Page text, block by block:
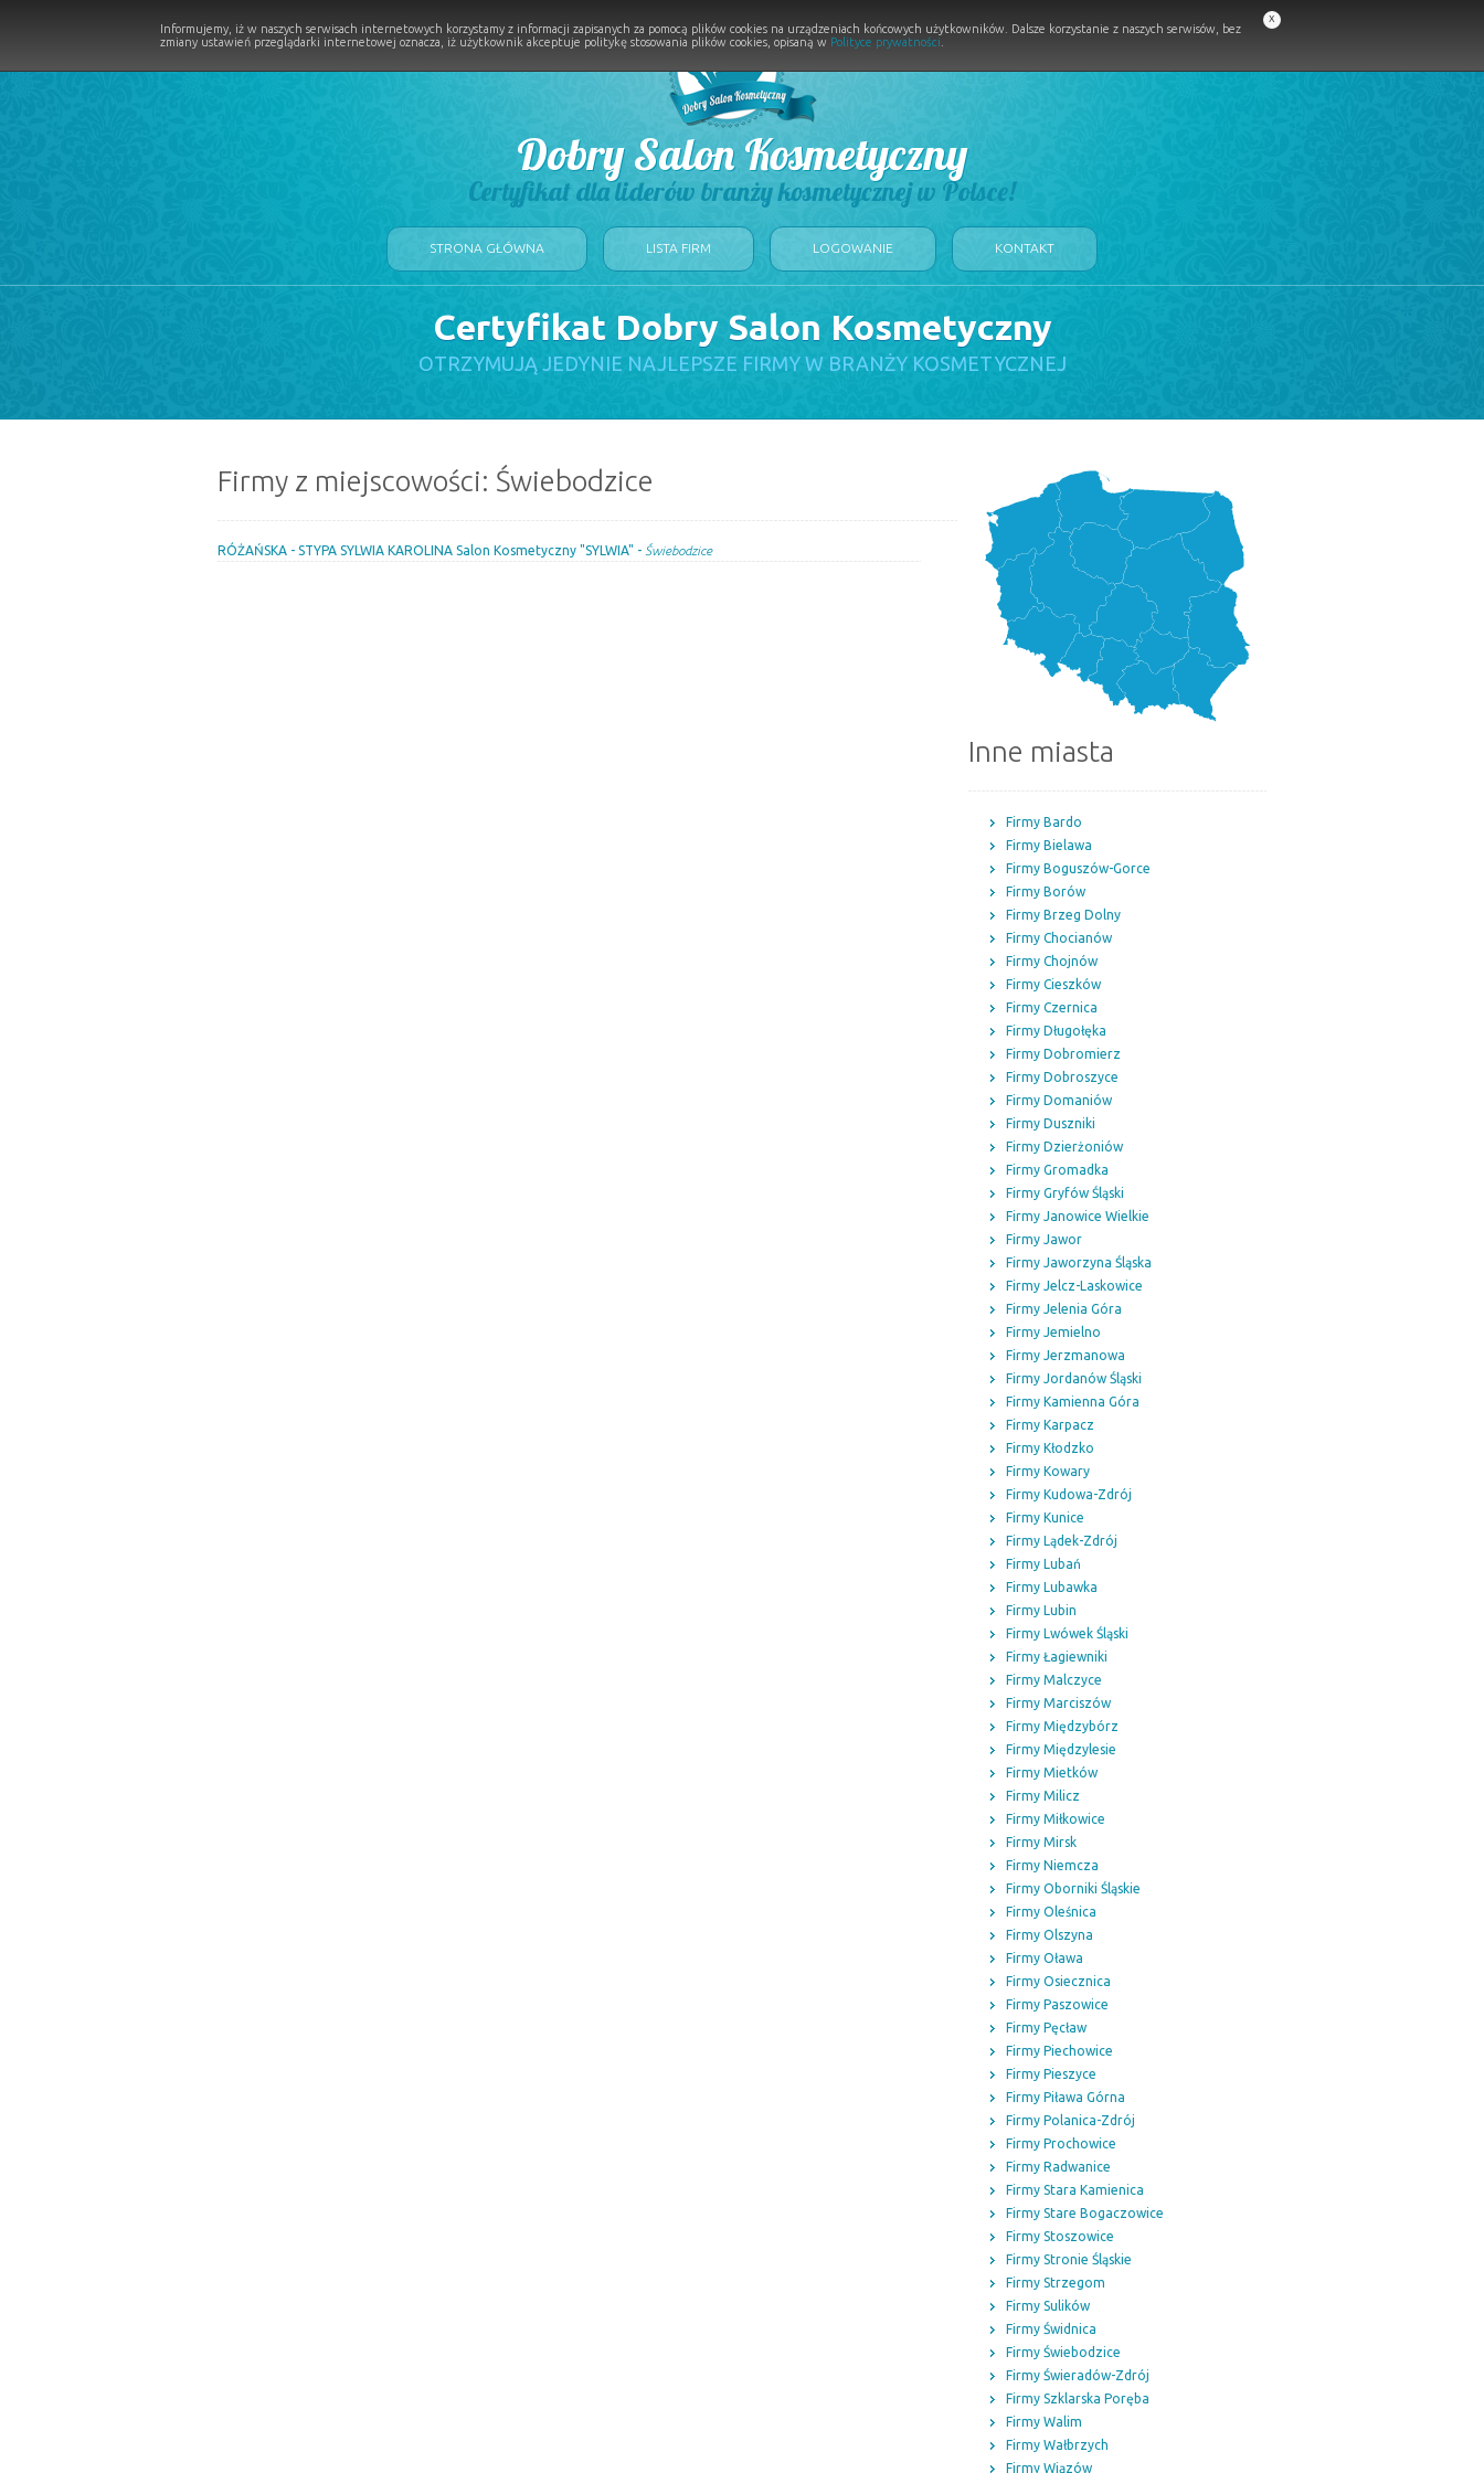
Dobry Salon Kosmetyczny
Certyfikat dla liderów branży kosmetycznej w Polsce!
STRONA GŁÓWNA LISTA FIRM LOGOWANIE KONTAKT
Certyfikat Dobry Salon Kosmetyczny
OTRZYMUJĄ JEDYNIE NAJLEPSZE FIRMY W BRANŻY KOSMETYCZNEJ
Firmy z miejscowości: Świebodzice
RÓŻAŃSKA - STYPA SYLWIA KAROLINA Salon Kosmetyczny "SYLWIA" - Świebodzice
Inne miasta
Firmy Bardo
Firmy Bielawa
Firmy Boguszów-Gorce
Firmy Borów
Firmy Brzeg Dolny
Firmy Chocianów
Firmy Chojnów
Firmy Cieszków
Firmy Czernica
Firmy Długołęka
Firmy Dobromierz
Firmy Dobroszyce
Firmy Domaniów
Firmy Duszniki
Firmy Dzierżoniów
Firmy Gromadka
Firmy Gryfów Śląski
Firmy Janowice Wielkie
Firmy Jawor
Firmy Jaworzyna Śląska
Firmy Jelcz-Laskowice
Firmy Jelenia Góra
Firmy Jemielno
Firmy Jerzmanowa
Firmy Jordanów Śląski
Firmy Kamienna Góra
Firmy Karpacz
Firmy Kłodzko
Firmy Kowary
Firmy Kudowa-Zdrój
Firmy Kunice
Firmy Lądek-Zdrój
Firmy Lubań
Firmy Lubawka
Firmy Lubin
Firmy Lwówek Śląski
Firmy Łagiewniki
Firmy Malczyce
Firmy Marciszów
Firmy Międzybórz
Firmy Międzylesie
Firmy Mietków
Firmy Milicz
Firmy Miłkowice
Firmy Mirsk
Firmy Niemcza
Firmy Oborniki Śląskie
Firmy Oleśnica
Firmy Olszyna
Firmy Oława
Firmy Osiecznica
Firmy Paszowice
Firmy Pęcław
Firmy Piechowice
Firmy Pieszyce
Firmy Piława Górna
Firmy Polanica-Zdrój
Firmy Prochowice
Firmy Radwanice
Firmy Stara Kamienica
Firmy Stare Bogaczowice
Firmy Stoszowice
Firmy Stronie Śląskie
Firmy Strzegom
Firmy Sulików
Firmy Świdnica
Firmy Świebodzice
Firmy Świeradów-Zdrój
Firmy Szklarska Poręba
Firmy Walim
Firmy Wałbrzych
Firmy Wiązów
Informujemy, iż w naszych serwisach internetowych korzystamy z informacji zapisanych za pomocą plików cookies na urządzeniach końcowych użytkowników. Dalsze korzystanie z naszych serwisów, bez
zmiany ustawień przeglądarki internetowej oznacza, iż użytkownik akceptuje politykę stosowania plików cookies, opisaną w Polityce prywatności
x